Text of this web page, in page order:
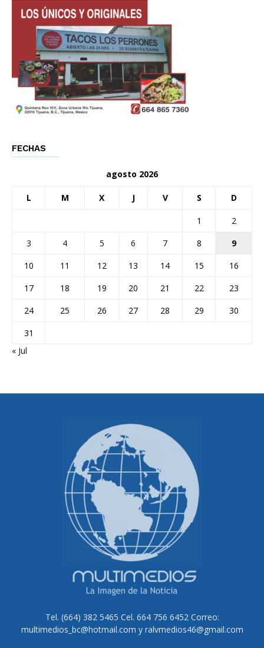
FECHAS
agosto 2026
L M X J V S D
1
2
3
4 5 6 7 8
9
10
11 12 13 14 15
16
17
18 19 20 21 22
23
24
25 26 27 28 29
30
31
« Jul
Tel. (664) 382 5465 Cel. 664 756 6452 Correo:
multimedios_bc@hotmail.com y ralvmedios46@gmail.com